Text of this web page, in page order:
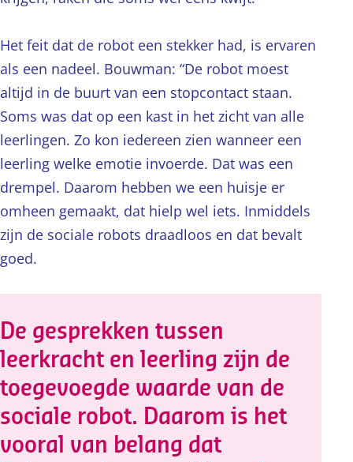
Het feit dat de robot een stekker had, is ervaren
als een nadeel. Bouwman: “De robot moest
altijd in de buurt van een stopcontact staan.
Soms was dat op een kast in het zicht van alle
leerlingen. Zo kon iedereen zien wanneer een
leerling welke emotie invoerde. Dat was een
drempel. Daarom hebben we een huisje er
omheen gemaakt, dat hielp wel iets. Inmiddels
zijn de sociale robots draadloos en dat bevalt
goed.
De gesprekken tussen
leerkracht en leerling zijn de
toegevoegde waarde van de
sociale robot. Daarom is het
vooral van belang dat